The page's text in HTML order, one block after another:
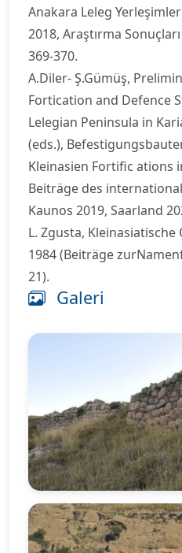
Anakara Leleg
2018, Araştırma
369-370.
A.Diler- Ş.Gümüş,
Fortication and Defence
Lelegian Peninsula in
(eds.),
Kleinasien Fortific ations
Beiträge des
Kaunos 2019, Saarland
L. Zgusta,
1984 (Beiträge
21).
Galeri